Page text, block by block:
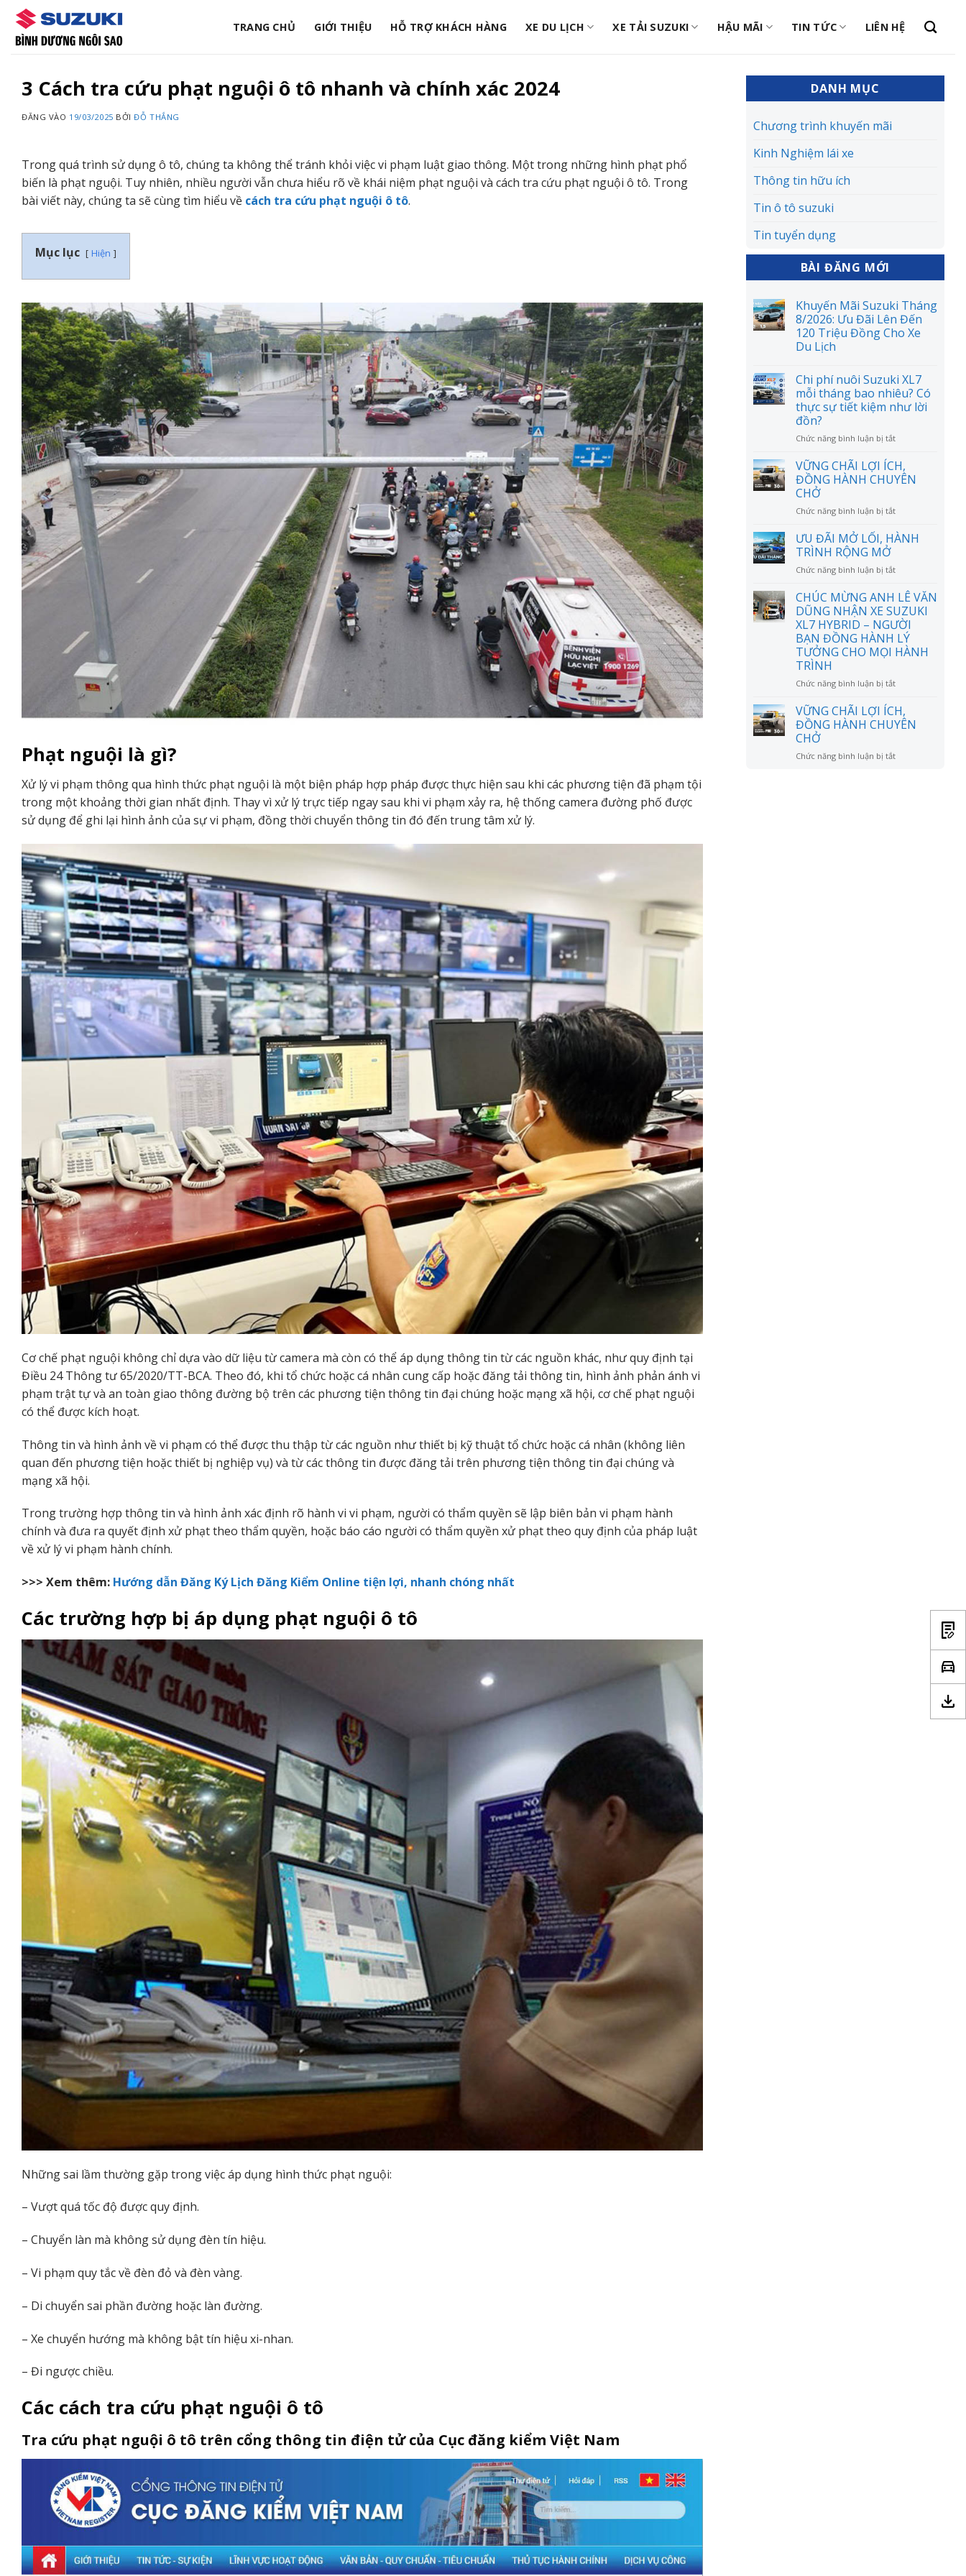
qua
nội
TRANG CHỦ GIỚI THIỆU HỖ TRỢ KHÁCH HÀNG XE DU LỊCH XE TẢI SUZUKI HẬU MÃI TIN TỨC LIÊN HỆ
3 Cách tra cứu phạt nguội ô tô nhanh và chính xác 2024
ĐĂNG VÀO 19/03/2025 BỞIĐỖ THẮNG
Trong quá trình sử dụng ô tô, chúng ta không thể tránh khỏi việc vi phạm luật giao thông. Một trong những hình phạt phổ
biến là phạt nguội. Tuy nhiên, nhiều người vẫn chưa hiểu rõ về khái niệm phạt nguội và cách tra cứu phạt nguội ô tô. Trong
bài viết này, chúng ta sẽ cùng tìm hiểu về cách tra cứu phạt nguội ô tô.
Mục lục Hiện
Phạt nguội là gì?
Xử lý vi phạm thông qua hình thức phạt nguội là một biện pháp hợp pháp được thực hiện sau khi các phương tiện đã phạm tội
trong một khoảng thời gian nhất định. Thay vì xử lý trực tiếp ngay sau khi vi phạm xảy ra, hệ thống camera đường phố được
sử dụng để ghi lại hình ảnh của sự vi phạm, đồng thời chuyển thông tin đó đến trung tâm xử lý.
Cơ chế phạt nguội không chỉ dựa vào dữ liệu từ camera mà còn có thể áp dụng thông tin từ các nguồn khác, như quy định tại
Điều 24 Thông tư 65/2020/TT-BCA. Theo đó, khi tổ chức hoặc cá nhân cung cấp hoặc đăng tải thông tin, hình ảnh phản ánh vi
phạm trật tự và an toàn giao thông đường bộ trên các phương tiện thông tin đại chúng hoặc mạng xã hội, cơ chế phạt nguội
có thể được kích hoạt.
Thông tin và hình ảnh về vi phạm có thể được thu thập từ các nguồn như thiết bị kỹ thuật tổ chức hoặc cá nhân (không liên
quan đến phương tiện hoặc thiết bị nghiệp vụ) và từ các thông tin được đăng tải trên phương tiện thông tin đại chúng và
mạng xã hội.
Trong trường hợp thông tin và hình ảnh xác định rõ hành vi vi phạm, người có thẩm quyền sẽ lập biên bản vi phạm hành
chính và đưa ra quyết định xử phạt theo thẩm quyền, hoặc báo cáo người có thẩm quyền xử phạt theo quy định của pháp luật
về xử lý vi phạm hành chính.
>>> Xem thêm: Hướng dẫn Đăng Ký Lịch Đăng Kiểm Online tiện lợi, nhanh chóng nhất
Các trường hợp bị áp dụng phạt nguội ô tô
Những sai lầm thường gặp trong việc áp dụng hình thức phạt nguội:
– Vượt quá tốc độ được quy định.
– Chuyển làn mà không sử dụng đèn tín hiệu.
– Vi phạm quy tắc về đèn đỏ và đèn vàng.
– Di chuyển sai phần đường hoặc làn đường.
– Xe chuyển hướng mà không bật tín hiệu xi-nhan.
– Đi ngược chiều.
Các cách tra cứu phạt nguội ô tô
Tra cứu phạt nguội ô tô trên cổng thông tin điện tử của Cục đăng kiểm Việt Nam
DANH MỤC
Chương trình khuyến mãi
Kinh Nghiệm lái xe
Thông tin hữu ích
Tin ô tô suzuki
Tin tuyển dụng
BÀI ĐĂNG MỚI
Khuyến Mãi Suzuki Tháng
8/2026: Ưu Đãi Lên Đến
120 Triệu Đồng Cho Xe
Du Lịch
Chi phí nuôi Suzuki XL7
mỗi tháng bao nhiêu? Có
thực sự tiết kiệm như lời
đồn?
Chức năng bình luận bị tắtở
phí
nuôi
Suzuki
mỗi
bao
thực
tiết
kiệm
như
lời
đồn?
VỮNG CHÃI LỢI ÍCH,
ĐỒNG HÀNH CHUYÊN
CHỞ
Chức năng bình luận bị tắtở
CHÃI
ĐỒNG
CHUYÊN
CHỞ
ƯU ĐÃI MỞ LỐI, HÀNH
TRÌNH RỘNG MỞ
Chức năng bình luận bị tắtở
ĐÃI
MỞ
LỐI,
HÀNH
TRÌNH
RỘNG
CHÚC MỪNG ANH LÊ VĂN
DŨNG NHẬN XE SUZUKI
XL7 HYBRID – NGƯỜI
BẠN ĐỒNG HÀNH LÝ
TƯỞNG CHO MỌI HÀNH
TRÌNH
Chức năng bình luận bị tắtở
MỪNG
ANH
LÊ
DŨNG
VỮNG CHÃI LỢI ÍCH,
ĐỒNG HÀNH CHUYÊN
CHỞ
Chức năng bình luận bị tắtở